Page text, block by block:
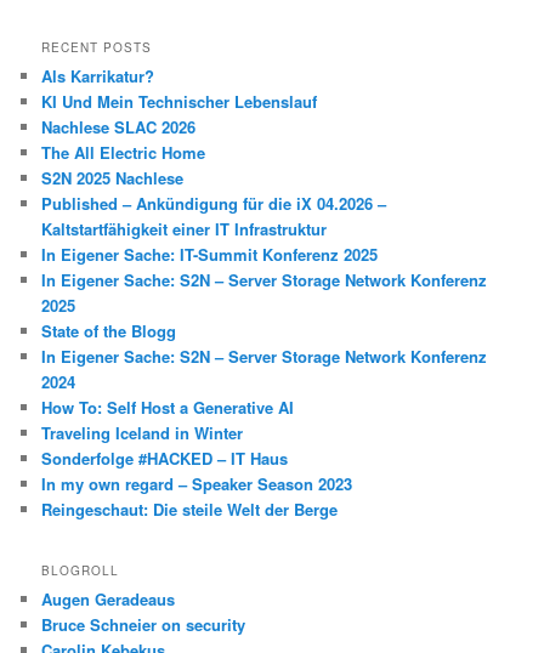
RECENT POSTS
Als Karrikatur?
KI Und Mein Technischer Lebenslauf
Nachlese SLAC 2026
The All Electric Home
S2N 2025 Nachlese
Published – Ankündigung für die iX 04.2026 –
Kaltstartfähigkeit einer IT Infrastruktur
In Eigener Sache: IT-Summit Konferenz 2025
In Eigener Sache: S2N – Server Storage Network Konferenz
2025
State of the Blogg
In Eigener Sache: S2N – Server Storage Network Konferenz
2024
How To: Self Host a Generative AI
Traveling Iceland in Winter
Sonderfolge #HACKED – IT Haus
In my own regard – Speaker Season 2023
Reingeschaut: Die steile Welt der Berge
BLOGROLL
Augen Geradeaus
Bruce Schneier on security